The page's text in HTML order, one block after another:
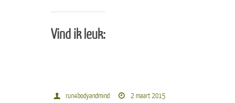
Vind ik leuk:
run4bodyandmind
2 maart 2015